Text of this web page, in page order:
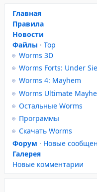
Главная
Правила
Новости
Файлы · Top
Worms 3D
Worms Forts: Under
Worms 4: Mayhem
Worms Ultimate
Остальные Worms
Программы
Скачать Worms
Форум · Новые
Галерея
Новые комментарии